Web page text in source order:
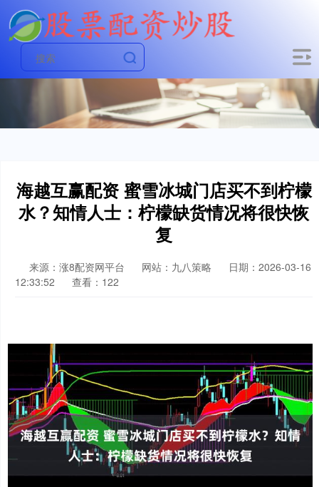
海越互赢配资 蜜雪冰城门店买不到柠檬
水？知情人士：柠檬缺货情况将很快恢
复
来源：涨8配资网平台 网站：九八策略
日期：2026-03-16
12:33:52
查看：122